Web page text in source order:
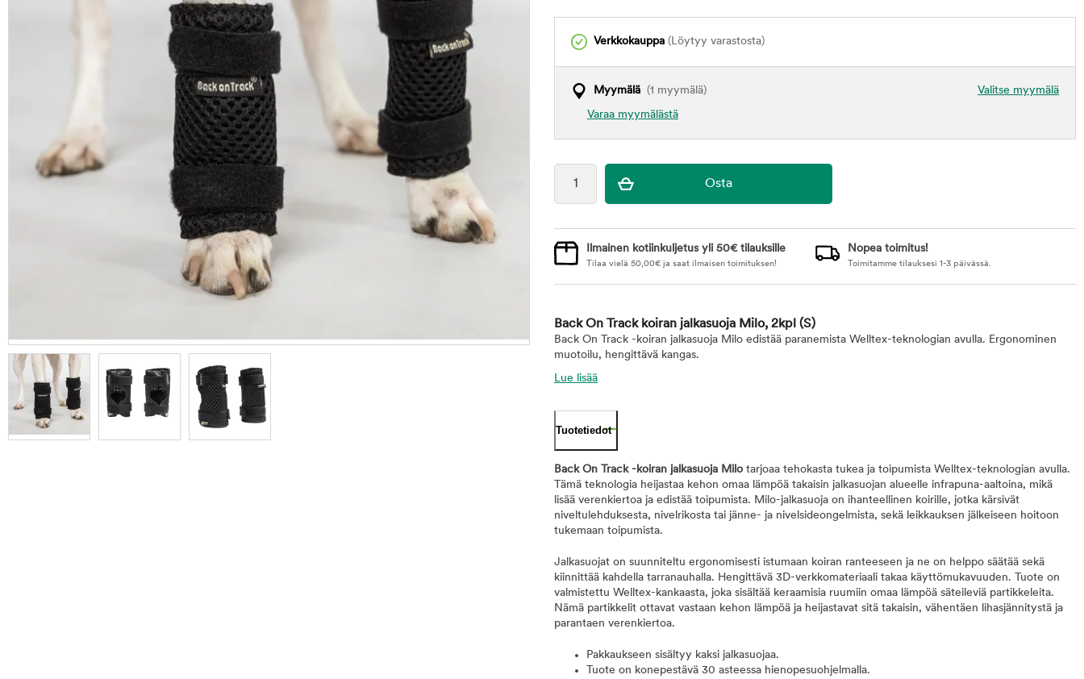
Verkkokauppa (Löytyy varastosta)
Valitse myymälä
Myymälä (1 myymälä)
Varaa myymälästä
Ilmainen kotiinkuljetus yli 50€ tilauksille
Tilaa vielä 50,00€ ja saat ilmaisen toimituksen!
Nopea toimitus!
Toimitamme tilauksesi 1-3 päivässä.
Back On Track koiran jalkasuoja Milo, 2kpl (S)
Back On Track -koiran jalkasuoja Milo edistää paranemista Welltex-teknologian avulla. Ergonominen
muotoilu, hengittävä kangas.
Lue lisää
Tuotetiedot
Back On Track -koiran jalkasuoja Milo tarjoaa tehokasta tukea ja toipumista Welltex-teknologian avulla.
Tämä teknologia heijastaa kehon omaa lämpöä takaisin jalkasuojan alueelle infrapuna-aaltoina, mikä
lisää verenkiertoa ja edistää toipumista. Milo-jalkasuoja on ihanteellinen koirille, jotka kärsivät
niveltulehduksesta, nivelrikosta tai jänne- ja nivelsideongelmista, sekä leikkauksen jälkeiseen hoitoon
tukemaan toipumista.
Jalkasuojat on suunniteltu ergonomisesti istumaan koiran ranteeseen ja ne on helppo säätää sekä
kiinnittää kahdella tarranauhalla. Hengittävä 3D-verkkomateriaali takaa käyttömukavuuden. Tuote on
valmistettu Welltex-kankaasta, joka sisältää keraamisia ruumiin omaa lämpöä säteileviä partikkeleita.
Nämä partikkelit ottavat vastaan kehon lämpöä ja heijastavat sitä takaisin, vähentäen lihasjännitystä ja
parantaen verenkiertoa.
Pakkaukseen sisältyy kaksi jalkasuojaa.
Tuote on konepestävä 30 asteessa hienopesuohjelmalla.